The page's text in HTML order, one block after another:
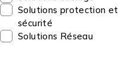
Solutions protection et
sécurité
Solutions Réseau